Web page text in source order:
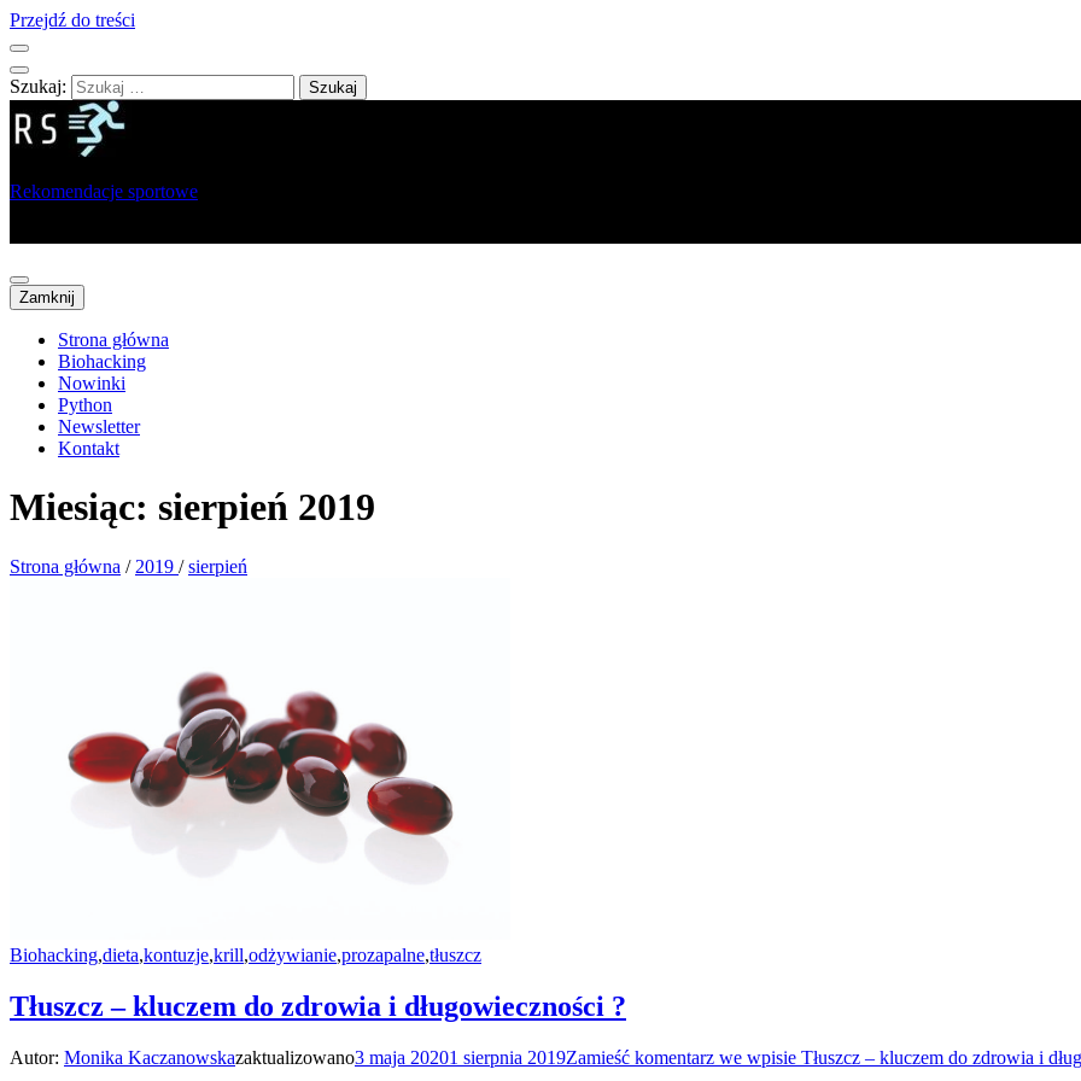
Przejdź do treści
Szukaj:
Rekomendacje sportowe
Zamknij
Strona główna
Biohacking
Nowinki
Python
Newsletter
Kontakt
Miesiąc: sierpień 2019
Strona główna / 2019 / sierpień
Biohacking,dieta,kontuzje,krill,odżywianie,prozapalne,tłuszcz
Tłuszcz – kluczem do zdrowia i długowieczności ?
Autor: Monika Kaczanowskazaktualizowano3 maja 20201 sierpnia 2019Zamieść komentarz we wpisie Tłuszcz – kluczem do zdrowia i